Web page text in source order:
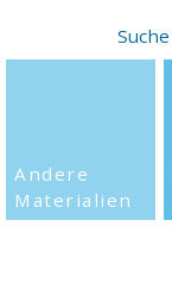
Suche
Andere
Materialien